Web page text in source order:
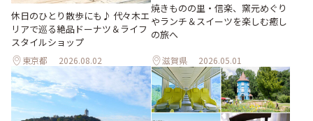
休日のひとり散歩にも♪ 代々木エ
リアで巡る絶品ドーナツ＆ライフ
スタイルショップ
東京都 2026.08.02
焼きものの里・信楽、窯元めぐり
やランチ＆スイーツを楽しむ癒し
の旅へ
滋賀県 2026.05.01